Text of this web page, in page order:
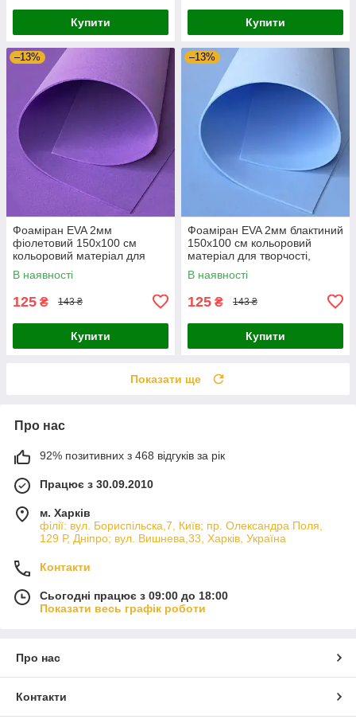
Купити Купити
–13%
Фоаміран EVA 2мм
фіолетовий 150х100 см
кольоровий матеріал для
творчості, оформлення
фотозон, костюмів косплей
В наявності
125 ₴ 143 ₴
Купити
–13%
Фоаміран EVA 2мм блактиний
150х100 см кольоровий
матеріал для творчості,
оформлення фотозон,
костюмів косплей
В наявності
125 ₴ 143 ₴
Купити
Показати ще
Про нас
92% позитивних з 468 відгуків за рік
Працює з 30.09.2010
м. Харків
філії: вул. Бориcпільска,7, Київ; пр. Олександра Поля,
129 Р, Дніпро; вул. Вишнева,33, Харків, Україна
Контакти
Сьогодні працює з 09:00 до 18:00
Показати весь графік роботи
Про нас
Контакти